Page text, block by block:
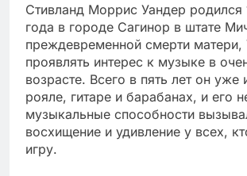
Стивланд Моррис Уандер родился
года в городе Сагинор в штате
преждевременной смерти матери,
проявлять интерес к музыке в
возрасте. Всего в пять лет он уже
рояле, гитаре и барабанах, и его
музыкальные способности
восхищение и удивление у всех,
игру.